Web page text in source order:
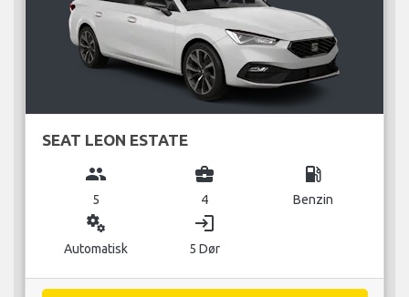
SEAT LEON ESTATE
group
5
business_center
4
local_gas_station
Benzin
miscellaneous_services
Automatisk
login
5 Dør